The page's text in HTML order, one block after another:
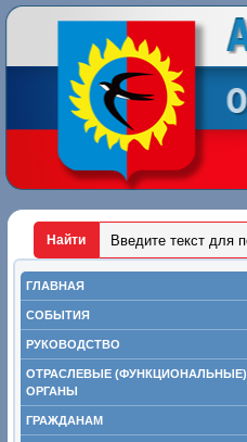
ГЛАВНАЯ
СОБЫТИЯ
РУКОВОДСТВО
ОТРАСЛЕВЫЕ (ФУНКЦИОНАЛЬНЫЕ)
ОРГАНЫ
ГРАЖДАНАМ